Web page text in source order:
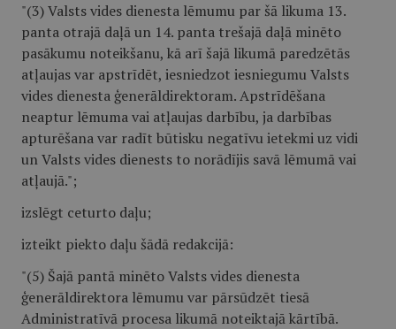
"(3) Valsts vides dienesta lēmumu par šā likuma 13.
panta otrajā daļā un 14. panta trešajā daļā minēto
pasākumu noteikšanu, kā arī šajā likumā paredzētās
atļaujas var apstrīdēt, iesniedzot iesniegumu Valsts
vides dienesta ģenerāldirektoram. Apstrīdēšana
neaptur lēmuma vai atļaujas darbību, ja darbības
apturēšana var radīt būtisku negatīvu ietekmi uz vidi
un Valsts vides dienests to norādījis savā lēmumā vai
atļaujā.";
izslēgt ceturto daļu;
izteikt piekto daļu šādā redakcijā:
"(5) Šajā pantā minēto Valsts vides dienesta
ģenerāldirektora lēmumu var pārsūdzēt tiesā
Administratīvā procesa likumā noteiktajā kārtībā.